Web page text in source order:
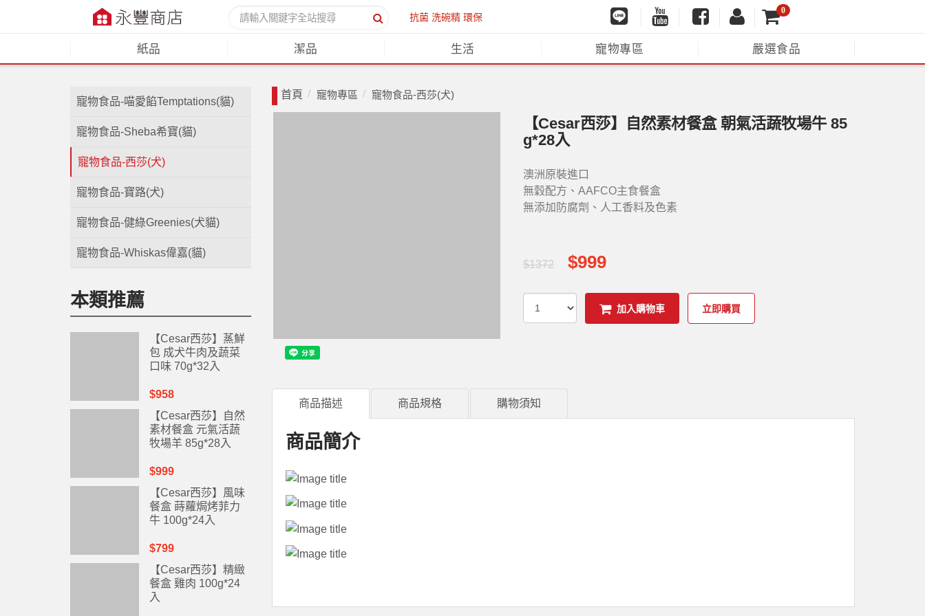
抗菌 洗碗精 環保
0
紙品 潔品 生活 寵物專區 嚴選食品
首頁 寵物專區 寵物食品-西莎(犬)
【Cesar西莎】自然素材餐盒 朝氣活蔬牧場牛 85
g*28入
澳洲原裝進口
無穀配方、AAFCO主食餐盒
無添加防腐劑、人工香料及色素
$1372 $999
加入購物車 立即購買
商品描述 商品規格 購物須知
商品簡介
寵物食品-喵愛餡Temptations(貓)
寵物食品-Sheba希寶(貓)
寵物食品-西莎(犬)
寵物食品-寶路(犬)
寵物食品-健綠Greenies(犬貓)
寵物食品-Whiskas偉嘉(貓)
本類推薦
【Cesar西莎】蒸鮮
包 成犬牛肉及蔬菜
口味 70g*32入
$958
【Cesar西莎】自然
素材餐盒 元氣活蔬
牧場羊 85g*28入
$999
【Cesar西莎】風味
餐盒 蒔蘿焗烤菲力
牛 100g*24入
$799
【Cesar西莎】精緻
餐盒 雞肉 100g*24
入